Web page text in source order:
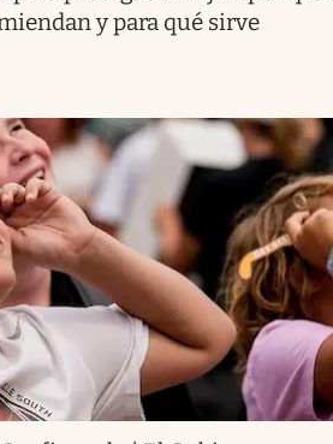
y para qué sirve